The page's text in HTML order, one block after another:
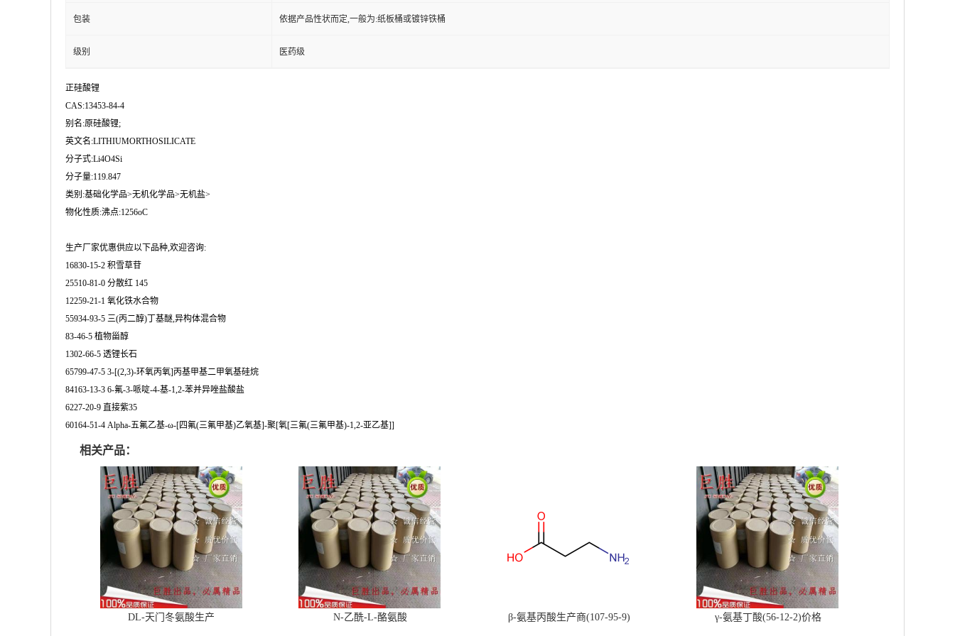
包装 依据产品性状而定,一般为:纸板桶或镀锌铁桶
级别 医药级
正硅酸锂
CAS:13453-84-4
别名:原硅酸锂;
英文名:LITHIUMORTHOSILICATE
分子式:Li4O4Si
分子量:119.847
类别:基础化学品>无机化学品>无机盐>
物化性质:沸点:1256oC
生产厂家优惠供应以下品种,欢迎咨询:
16830-15-2 积雪草苷
25510-81-0 分散红 145
12259-21-1 氧化铁水合物
55934-93-5 三(丙二醇)丁基醚,异构体混合物
83-46-5 植物甾醇
1302-66-5 透锂长石
65799-47-5 3-[(2,3)-环氧丙氧]丙基甲基二甲氧基硅烷
84163-13-3 6-氟-3-哌啶-4-基-1,2-苯并异唑盐酸盐
6227-20-9 直接紫35
60164-51-4 Alpha-五氟乙基-ω-[四氟(三氟甲基)乙氧基]-聚[氧[三氟(三氟甲基)-1,2-亚乙基]]
相关产品：
DL-天门冬氨酸生产 N-乙酰-L-酪氨酸 β-氨基丙酸生产商(107-95-9) γ-氨基丁酸(56-12-2)价格